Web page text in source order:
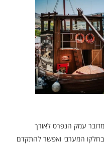
עמק הנפרס לאורך
המערבי ואפשר להתקדם